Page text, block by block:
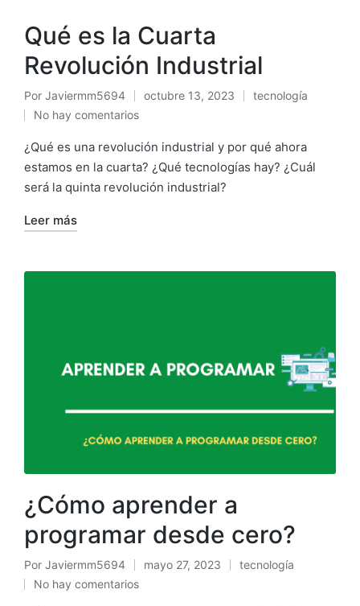
Qué es la Cuarta
Revolución Industrial
Por Javiermm5694 octubre 13, 2023
tecnología
No hay comentarios
¿Qué es una revolución industrial y por qué ahora
estamos en la cuarta? ¿Qué tecnologías hay? ¿Cuál
será la quinta revolución industrial?
Leer más
¿Cómo aprender a
programar desde cero?
Por Javiermm5694 mayo 27, 2023
tecnología
No hay comentarios